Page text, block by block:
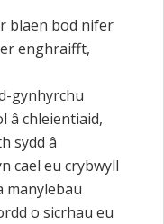
blaen bod nifer
enghraifft,
gynhyrchu
â chleientiaid,
sydd â
cael eu crybwyll
manylebau
o sicrhau eu